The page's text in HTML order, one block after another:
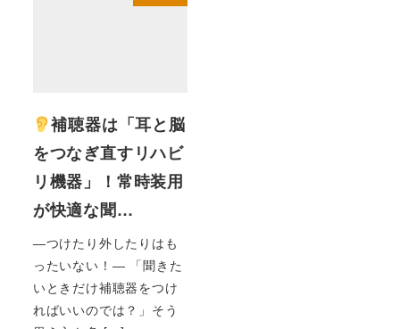
補聴器は「耳と脳
をつなぎ直すリハビ
リ機器」！常時装用
が快適な聞…
―つけたり外したりはも
ったいない！― 「聞きた
いときだけ補聴器をつけ
ればいいのでは？」そう